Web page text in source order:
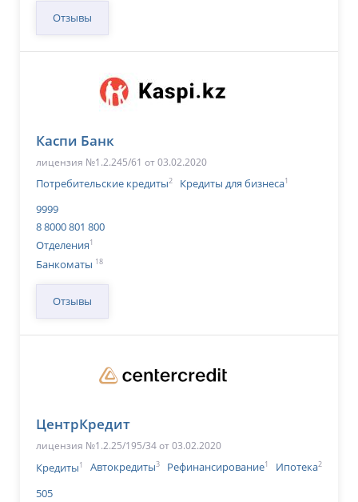
Отзывы
Каспи Банк
лицензия №1.2.245/61 от 03.02.2020
Потребительские кредиты2 Кредиты для бизнеса1
9999
8 8000 801 800
Отделения1
Банкоматы 18
Отзывы
ЦентрКредит
лицензия №1.2.25/195/34 от 03.02.2020
Кредиты1 Автокредиты3 Рефинансирование1 Ипотека2
505